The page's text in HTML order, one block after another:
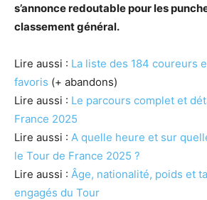
s’annonce redoutable pour les
classement général.
Lire aussi : La liste des 184 coureurs
favoris (+ abandons)
Lire aussi : Le parcours complet et
France 2025
Lire aussi : A quelle heure et sur
le Tour de France 2025 ?
Lire aussi : Âge, nationalité, poids et
engagés du Tour